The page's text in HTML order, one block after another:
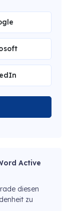
Active
diesen
zu